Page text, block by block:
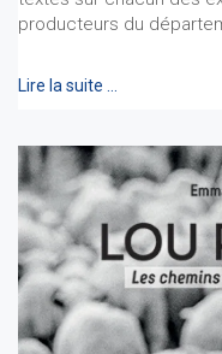
producteurs du
Lire la suite …